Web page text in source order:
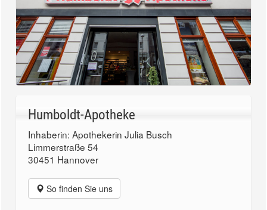
Humboldt-Apotheke
Inhaberin: Apothekerin Julia Busch
Limmerstraße 54
30451 Hannover
So finden Sie uns